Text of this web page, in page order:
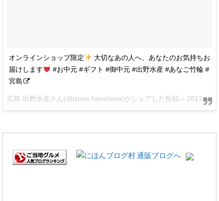
オンラインショップ限定
大切なあの人へ、あなたのお気持ちお
届けします
#お中元 #ギフト #御中元 #出野水産 #あなご竹輪 #
宮島
広島 出野水産さん(@izuno.hiroshima)がシェアした投稿 – 2017 6月 17 1:13午前 PDT